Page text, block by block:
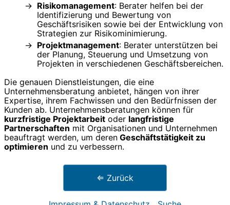
Risikomanagement: Berater helfen bei der
Identifizierung und Bewertung von
Geschäftsrisiken sowie bei der Entwicklung von
Strategien zur Risikominimierung.
Projektmanagement: Berater unterstützen bei
der Planung, Steuerung und Umsetzung von
Projekten in verschiedenen Geschäftsbereichen.
Die genauen Dienstleistungen, die eine
Unternehmensberatung anbietet, hängen von ihrer
Expertise, ihrem Fachwissen und den Bedürfnissen der
Kunden ab. Unternehmensberatungen können für
kurzfristige Projektarbeit oder langfristige
Partnerschaften mit Organisationen und Unternehmen
beauftragt werden, um deren Geschäftstätigkeit zu
optimieren und zu verbessern.
⇐ Zurück